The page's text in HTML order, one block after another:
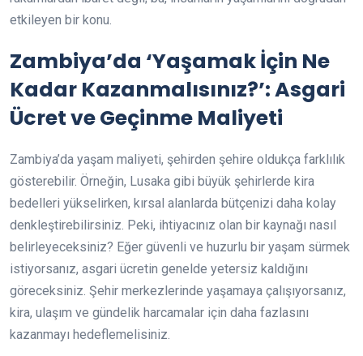
etkileyen bir konu.
Zambiya’da ‘Yaşamak İçin Ne
Kadar Kazanmalısınız?’: Asgari
Ücret ve Geçinme Maliyeti
Zambiya’da yaşam maliyeti, şehirden şehire oldukça farklılık
gösterebilir. Örneğin, Lusaka gibi büyük şehirlerde kira
bedelleri yükselirken, kırsal alanlarda bütçenizi daha kolay
denkleştirebilirsiniz. Peki, ihtiyacınız olan bir kaynağı nasıl
belirleyeceksiniz? Eğer güvenli ve huzurlu bir yaşam sürmek
istiyorsanız, asgari ücretin genelde yetersiz kaldığını
göreceksiniz. Şehir merkezlerinde yaşamaya çalışıyorsanız,
kira, ulaşım ve gündelik harcamalar için daha fazlasını
kazanmayı hedeflemelisiniz.